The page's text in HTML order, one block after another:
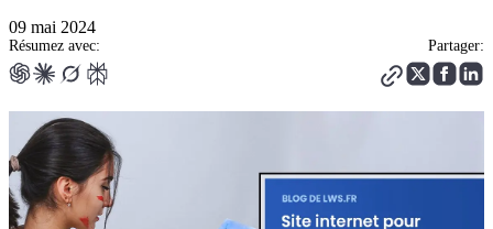
09 mai 2024
Résumez avec: Partager: